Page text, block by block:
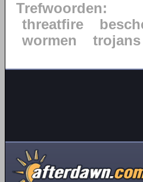
Trefwoorden:
threatfire
wormen
trojans